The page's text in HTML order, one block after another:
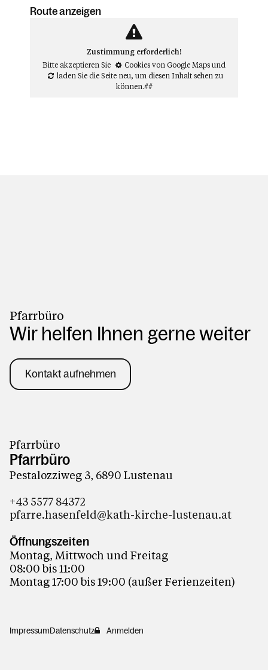
Route anzeigen
Zustimmung erforderlich!
Bitte akzeptieren Sie
Cookies von Google Mapsund
laden Sie die Seite neu, um diesen Inhalt sehen zu
können.##
Pfarrbüro
Wir helfen Ihnen gerne weiter
Kontakt aufnehmen
Pfarrbüro
Pfarrbüro
Pestalozziweg 3, 6890 Lustenau
+43 5577 84372
pfarre.hasenfeld@kath-kirche-lustenau.at
Öffnungszeiten
Montag, Mittwoch und Freitag
08:00 bis 11:00
Montag 17:00 bis 19:00 (außer Ferienzeiten)
ImpressumDatenschutz Anmelden